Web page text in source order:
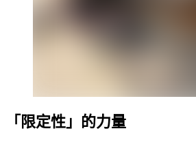
「限定性」的力量